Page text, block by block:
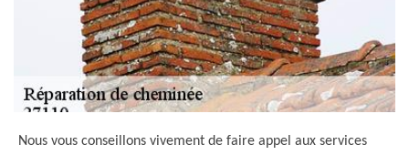
Nous vous conseillons vivement de faire appel aux services